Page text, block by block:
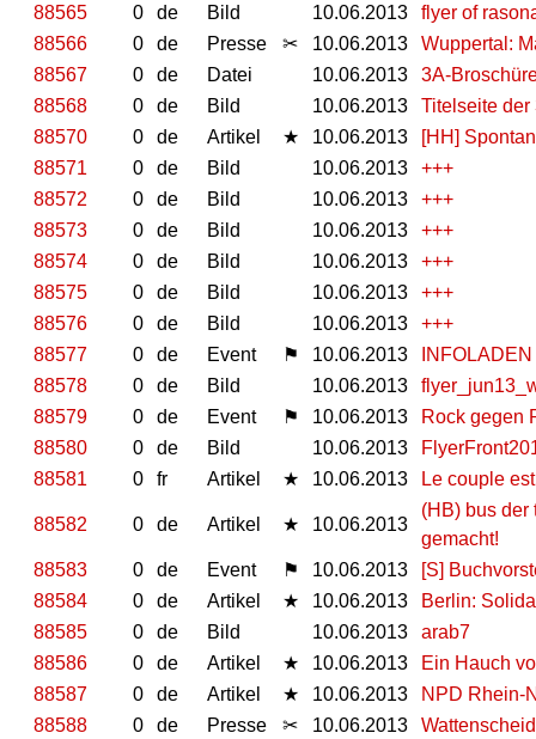
88565
0 de Bild 10.06.2013
flyer of
88566
0 de Presse ✂ 10.06.2013
Wuppertal:
88567
0 de Datei 10.06.2013
3A-
88568
0 de Bild 10.06.2013
Titelseite
88570
0 de Artikel ★ 10.06.2013
[HH]
88571
0 de Bild 10.06.2013
+++
88572
0 de Bild 10.06.2013
+++
88573
0 de Bild 10.06.2013
+++
88574
0 de Bild 10.06.2013
+++
88575
0 de Bild 10.06.2013
+++
88576
0 de Bild 10.06.2013
+++
88577
0 de Event ⚑ 10.06.2013
88578
0 de Bild 10.06.2013
88579
0 de Event ⚑ 10.06.2013
Rock gegen
88580
0 de Bild 10.06.2013
88581
0 fr Artikel ★ 10.06.2013 Le couple
88582 0 de Artikel ★ 10.06.2013
(HB) bus der
gemacht!
88583
0 de Event ⚑ 10.06.2013
[S]
88584
0 de Artikel ★ 10.06.2013
Berlin:
88585
0 de Bild 10.06.2013
arab7
88586
0 de Artikel ★ 10.06.2013
Ein Hauch
88587
0 de Artikel ★ 10.06.2013
NPD Rhein-
88588
0 de Presse ✂ 10.06.2013